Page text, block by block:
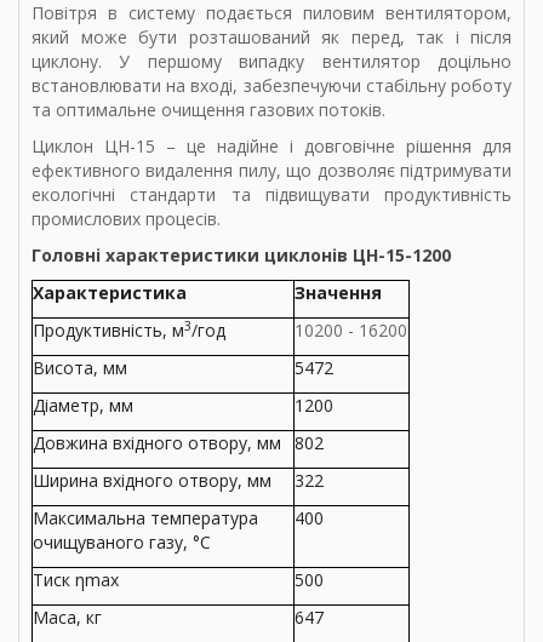
Повітря в систему подається пиловим вентилятором,
який може бути розташований як перед, так і після
циклону. У першому випадку вентилятор доцільно
встановлювати на вході, забезпечуючи стабільну роботу
та оптимальне очищення газових потоків.
Циклон ЦН-15 – це надійне і довговічне рішення для
ефективного видалення пилу, що дозволяє підтримувати
екологічні стандарти та підвищувати продуктивність
промислових процесів.
Головні характеристики циклонів ЦН-15-1200
Характеристика
Значення
Продукти­вність, м3/год
10200 - 16200
Висота, мм
5472
Діаметр, мм
1200
Довжина вхідного отвору, мм
802
Ширина вхідного отвору, мм
322
Максимальна температура
очищуваного газу, °С
400
Тиск ηmax
500
Маса, кг
647